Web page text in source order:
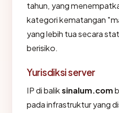
tahun, yang
kategori kematangan
yang lebih tua secara
berisiko.
Yurisdiksi server
IP di baliksinalum.com
pada infrastruktur yang